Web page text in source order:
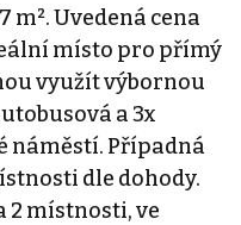
m². Uvedená cena
místo pro přímý
využít výbornou
a 3x
náměstí. Případná
dle dohody.
2 místnosti, ve